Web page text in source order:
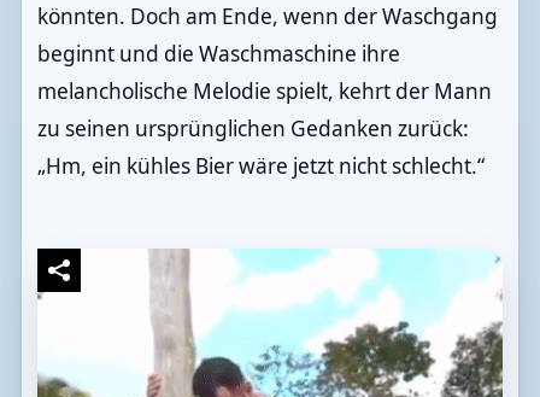
könnten. Doch am Ende, wenn der Waschgang
beginnt und die Waschmaschine ihre
melancholische Melodie spielt, kehrt der Mann
zu seinen ursprünglichen Gedanken zurück:
„Hm, ein kühles Bier wäre jetzt nicht schlecht.“